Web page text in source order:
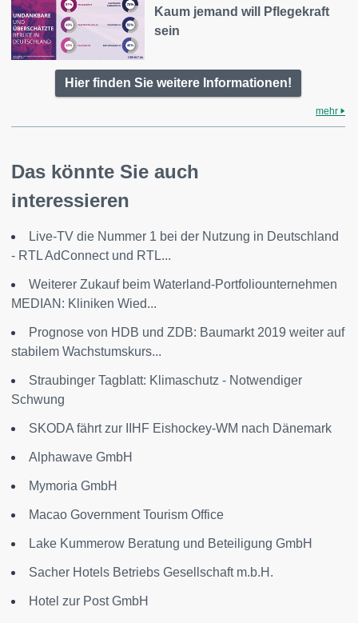
Kaum jemand will Pflegekraft
sein
Hier finden Sie weitere Informationen!
mehr
Das könnte Sie auch
interessieren
Live-TV die Nummer 1 bei der Nutzung in Deutschland
- RTL AdConnect und RTL...
Weiterer Zukauf beim Waterland-Portfoliounternehmen
MEDIAN: Kliniken Wied...
Prognose von HDB und ZDB: Baumarkt 2019 weiter auf
stabilem Wachstumskurs...
Straubinger Tagblatt: Klimaschutz - Notwendiger
Schwung
SKODA fährt zur IIHF Eishockey-WM nach Dänemark
Alphawave GmbH
Mymoria GmbH
Macao Government Tourism Office
Lake Kummerow Beratung und Beteiligung GmbH
Sacher Hotels Betriebs Gesellschaft m.b.H.
Hotel zur Post GmbH